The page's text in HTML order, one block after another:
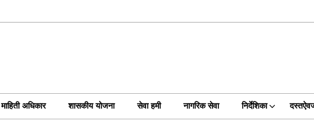
माहिती अधिकार शासकीय योजना सेवा हमी नागरिक सेवा निर्देशिका